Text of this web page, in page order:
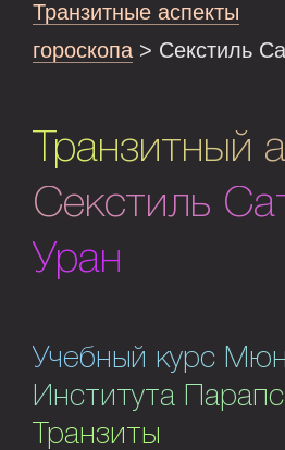
Транзитные аспекты
гороскопа > Секстиль
Транзитный
Секстиль
Уран
Учебный курс
Института
Транзиты